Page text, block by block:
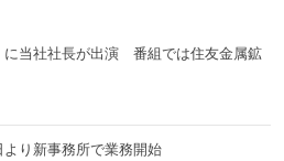
に当社社長が出演 番組では住友金属鉱
り新事務所で業務開始